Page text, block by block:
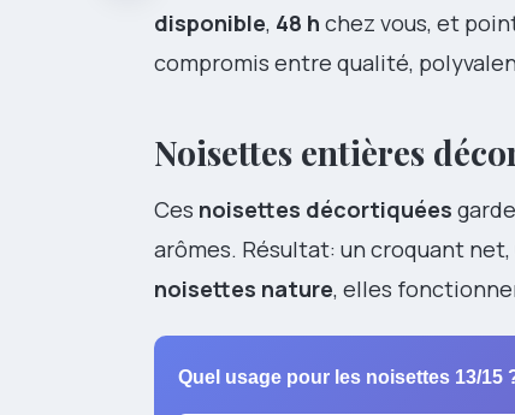
disponible, 48 h chez vous, et
compromis entre qualité,
Noisettes entières
Ces noisettes décortiquées
arômes. Résultat: un croquant
noisettes nature, elles
Quel usage pour les noisettes 13/15